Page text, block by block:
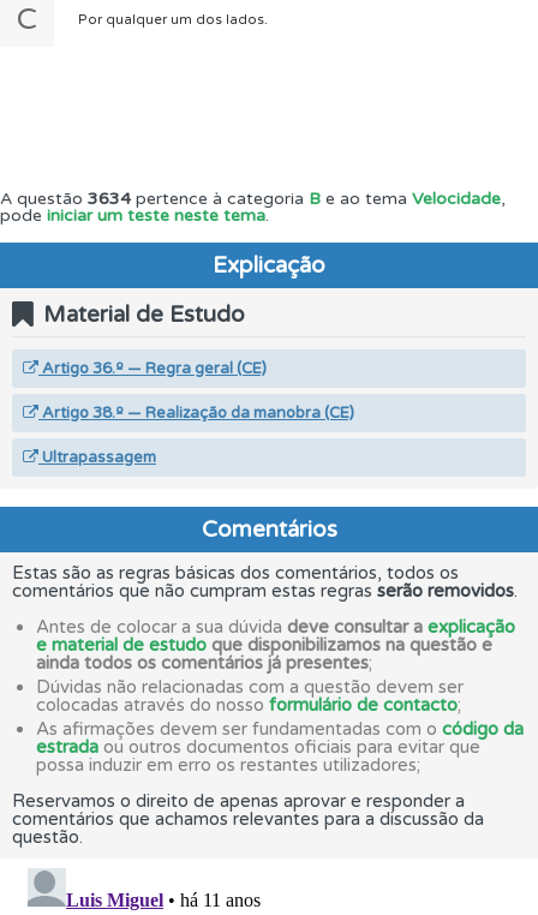
C Por qualquer um dos lados.
A questão 3634pertence à categoria B e ao tema Velocidade,
pode iniciar um teste neste tema.
Explicação
Material de Estudo
Artigo 36.º — Regra geral (CE)
Artigo 38.º — Realização da manobra (CE)
Ultrapassagem
Comentários
Estas são as regras básicas dos comentários, todos os
comentários que não cumpram estas regras serão removidos.
Antes de colocar a sua dúvida deve consultar a explicação
e material de estudo que disponibilizamos na questão e
ainda todos os comentários já presentes;
Dúvidas não relacionadas com a questão devem ser
colocadas através do nosso formulário de contacto;
As afirmações devem ser fundamentadas com o código da
estrada ou outros documentos oficiais para evitar que
possa induzir em erro os restantes utilizadores;
Reservamos o direito de apenas aprovar e responder a
comentários que achamos relevantes para a discussão da
questão.